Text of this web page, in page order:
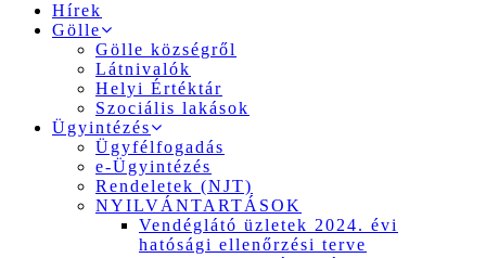
Hírek
Gölle
Gölle községről
Látnivalók
Helyi Értéktár
Szociális lakások
Ügyintézés
Ügyfélfogadás
e-Ügyintézés
Rendeletek (NJT)
NYILVÁNTARTÁSOK
Vendéglátó üzletek 2024. évi
hatósági ellenőrzési terve